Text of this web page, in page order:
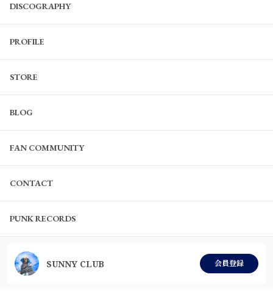
DISCOGRAPHY
PROFILE
STORE
BLOG
FAN COMMUNITY
CONTACT
PUNK RECORDS
SUNNY CLUB 会員登録